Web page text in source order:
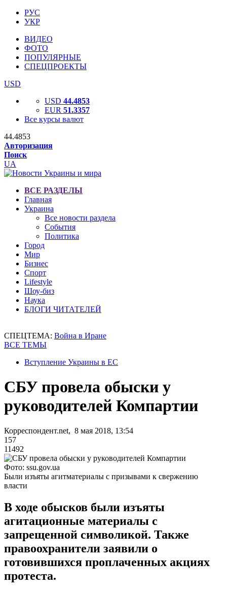
РУС
УКР
ВИДЕО
ФОТО
ПОПУЛЯРНЫЕ
СПЕЦПРОЕКТЫ
USD
USD 44.4853
EUR 51.3357
Все курсы валют
44.4853
Авторизация
Поиск
UA
ВСЕ РАЗДЕЛЫ
Главная
Украина
Все новости раздела
События
Политика
Город
Мир
Бизнес
Спорт
Lifestyle
Шоу-биз
Наука
БЛОГИ ЧИТАТЕЛЕЙ
СПЕЦТЕМА: Война в Иране
ВСЕ ТЕМЫ
Вступление Украины в ЕС
СБУ провела обыски у
руководителей Компартии
Корреспондент.net, 8 мая 2018, 13:54
157
11492
Фото: ssu.gov.ua
Были изъяты агитматериалы с призывами к свержению
власти
В ходе обысков были изъяты
агитационные материалы с
запрещенной символикой. Также
правоохранители заявили о
готовившихся проплаченных акциях
протеста.